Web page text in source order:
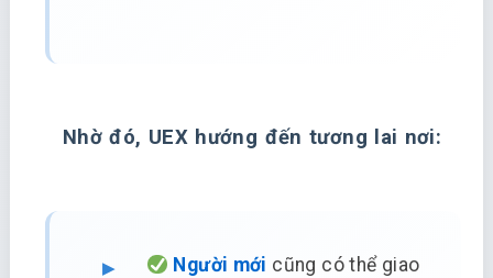
Nhờ đó, UEX hướng đến tương lai nơi:
Người mới cũng có thể giao